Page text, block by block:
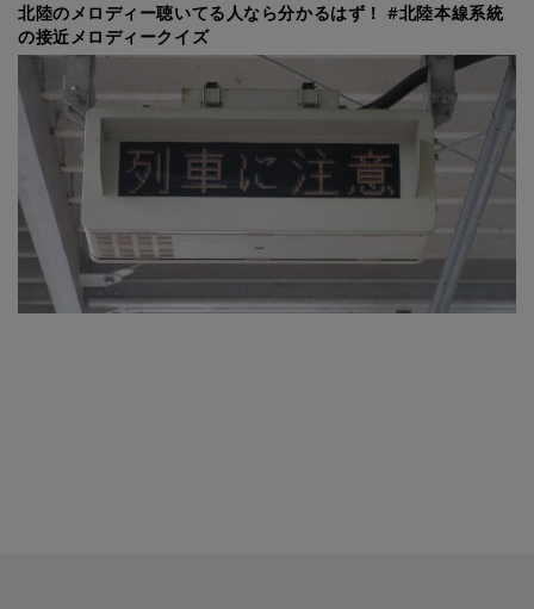
北陸のメロディー聴いてる人なら分かるはず！ #北陸本線系統
の接近メロディークイズ